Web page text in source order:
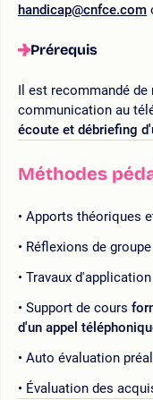
handicap@cnfce.com
Prérequis
Il est recommandé
communication au
écoute et débriefing
Méthodes
Apports théoriques
Réflexions de
Travaux
Support de cours
d'un appel
Auto évaluation
Évaluation des